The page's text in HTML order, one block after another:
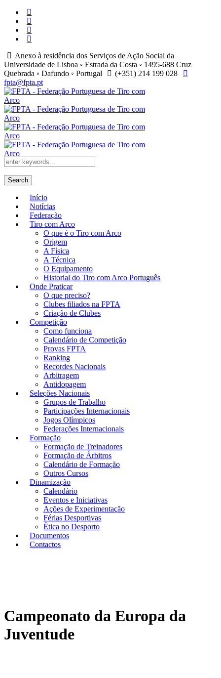
Anexo à residência dos Serviços de Ação Social da
Universidade de Lisboa ◦ Estrada da Costa ◦ 1495-688 Cruz
Quebrada ◦ Dafundo ◦ Portugal
(+351) 214 199 028
fpta@fpta.pt
Search
Início
Notícias
Federação
Tiro com Arco
O que é o Tiro com Arco
Origem
A Física
A Técnica
O Equipamento
Historial do Tiro com Arco Português
Onde Praticar
O que preciso?
Clubes filiados na FPTA
Criação de Clubes
Competição
Como funciona
Calendário de Competição
Provas FPTA
Ranking
Recordes Nacionais
Arbitragem
Antidopagem
Seleções Nacionais
Grupos de Trabalho
Participações Internacionais
Jogos Olímpicos
Federações Internacionais
Formação
Formação de Treinadores
Formação de Árbitros
Calendário de Formação
Outros Cursos
Dinamização
Calendário
Eventos e Iniciativas
Ações de Experimentação
Férias Desportivas
Ética no Desporto
Documentos
Contactos
Campeonato da Europa da
Juventude